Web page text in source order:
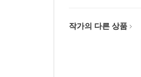
작가의 다른 상품